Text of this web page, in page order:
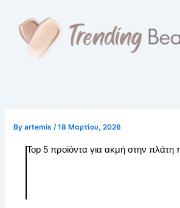
content
Byartemis/18 Μαρτίου, 2026
Top 5 προϊόντα για ακμή στην πλάτη